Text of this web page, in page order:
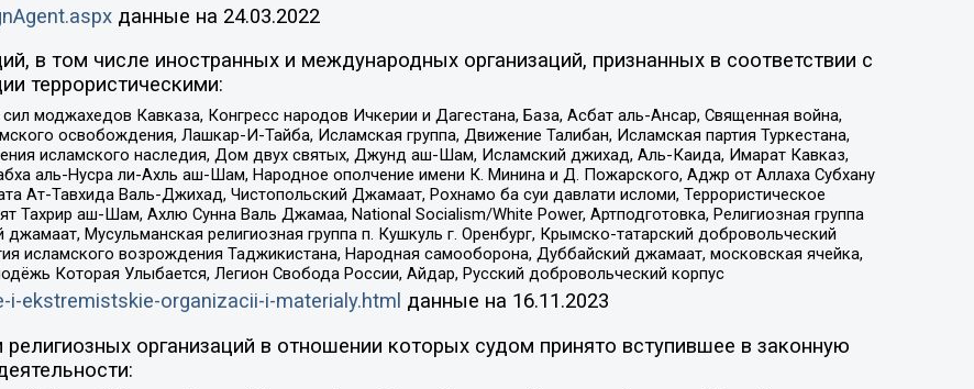
данные на 24.03.2022
в том числе иностранных и международных организаций, признанных в соответствии с
террористическими:
моджахедов Кавказа, Конгресс народов Ичкерии и Дагестана, База, Асбат аль-Ансар, Священная война,
освобождения, Лашкар-И-Тайба, Исламская группа, Движение Талибан, Исламская партия Туркестана,
исламского наследия, Дом двух святых, Джунд аш-Шам, Исламский джихад, Аль-Каида, Имарат Кавказ,
аль-Нусра ли-Ахль аш-Шам, Народное ополчение имени К. Минина и Д. Пожарского, Аджр от Аллаха Субхану
Ат-Тавхида Валь-Джихад, Чистопольский Джамаат, Рохнамо ба суи давлати исломи, Террористическое
Тахрир аш-Шам, Ахлю Сунна Валь Джамаа, National Socialism/White Power, Артподготовка, Религиозная группа
Мусульманская религиозная группа п. Кушкуль г. Оренбург, Крымско-татарский добровольческий
исламского возрождения Таджикистана, Народная самооборона, Дуббайский джамаат, московская ячейка,
Которая Улыбается, Легион Свобода России, Айдар, Русский добровольческий корпус
ekstremistskie-organizacii-i-materialy.html данные на 16.11.2023
организаций в отношении которых судом принято вступившее в законную